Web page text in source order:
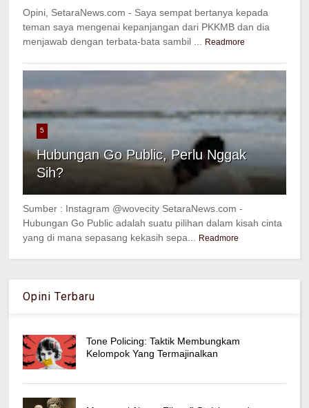
Opini, SetaraNews.com - Saya sempat bertanya kepada
teman saya mengenai kepanjangan dari PKKMB dan dia
menjawab dengan terbata-bata sambil ...
Readmore
5
Hubungan Go Public, Perlu Nggak
Sih?
Sumber : Instagram @wovecity SetaraNews.com -
Hubungan Go Public adalah suatu pilihan dalam kisah cinta
yang di mana sepasang kekasih sepa...
Readmore
Opini Terbaru
Tone Policing: Taktik Membungkam
Kelompok Yang Termajinalkan